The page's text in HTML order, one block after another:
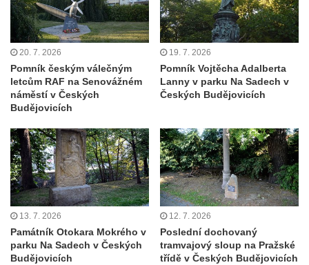
Pomník obětem koncentračního tábora na
hřbitově v Rychnově u Jablonce nad Nisou
Pomník pracovního nasazení vězňů
koncentračního tábora v Tovární ulici v
Rychnově u Jablonce nad Nisou
Kenotaf Alfreda Langa na hřbitově v Krásné
u Pěnčína
Kenotaf Emila Posselta na hřbitově v
Krásné u Pěnčína
Kenotaf Edmunda Andera na hřbitově v
Krásné u Pěnčína
Hřbitovní kaple rodiny Fiedler na hřbitově v
Teplicích nad Metují
20. 7. 2026
Pomník českým válečným
letcům RAF na Senovážném
náměstí v Českých
Budějovicích
19. 7. 2026
Pomník Vojtěcha Adalberta
Lanny v parku Na Sadech v
Českých Budějovicích
13. 7. 2026
Památník Otokara Mokrého v
parku Na Sadech v Českých
Budějovicích
12. 7. 2026
Poslední dochovaný
tramvajový sloup na Pražské
třídě v Českých Budějovicích